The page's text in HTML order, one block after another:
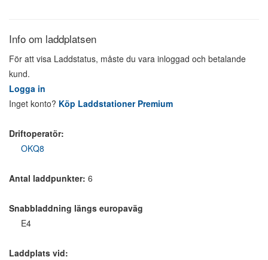
Info om laddplatsen
För att visa Laddstatus, måste du vara inloggad och betalande
kund.
Logga in
Inget konto? Köp Laddstationer Premium
Driftoperatör:
OKQ8
Antal laddpunkter: 6
Snabbladdning längs europaväg
E4
Laddplats vid: